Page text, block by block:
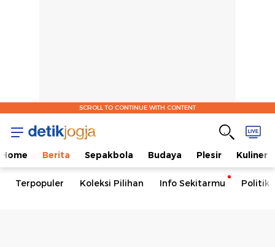
SCROLL TO CONTINUE WITH CONTENT
Home Berita Sepakbola Budaya Plesir Kuliner
Terpopuler Koleksi Pilihan Info Sekitarmu Politik